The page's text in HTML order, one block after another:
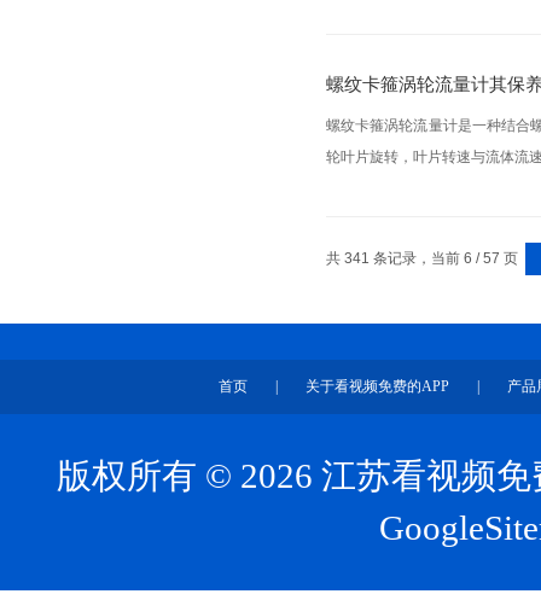
螺纹卡箍涡轮流量计其保
螺纹卡箍涡轮流量计是一种结合
轮叶片旋转，叶片转速与流体流
共 341 条记录，当前 6 / 57 页
首页 关于看视频免费的APP 产品
版权所有 © 2026 江苏看视频